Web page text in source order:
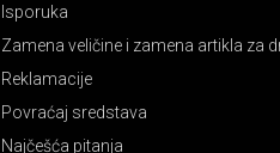
Isporuka
Zamena veličine i zamena artikla za
Reklamacije
Povraćaj sredstava
Najčešća pitanja